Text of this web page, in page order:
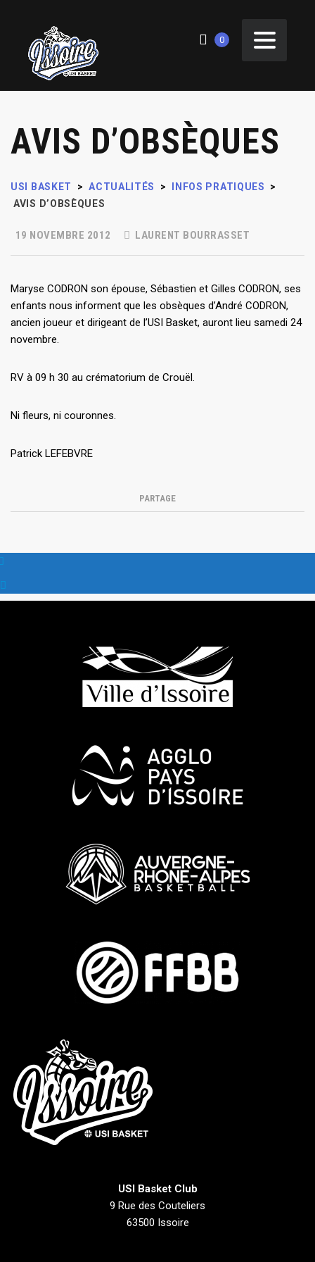
0
AVIS D’OBSÈQUES
USI BASKET > ACTUALITÉS > INFOS PRATIQUES
>
AVIS D’OBSÈQUES
19 NOVEMBRE 2012 LAURENT BOURRASSET
Maryse CODRON son épouse, Sébastien et Gilles CODRON, ses
enfants nous informent que les obsèques d’André CODRON,
ancien joueur et dirigeant de l’USI Basket, auront lieu samedi 24
novembre.
RV à 09 h 30 au crématorium de Crouël.
Ni fleurs, ni couronnes.
Patrick LEFEBVRE
PARTAGE
USI Basket Club
9 Rue des Couteliers
63500 Issoire